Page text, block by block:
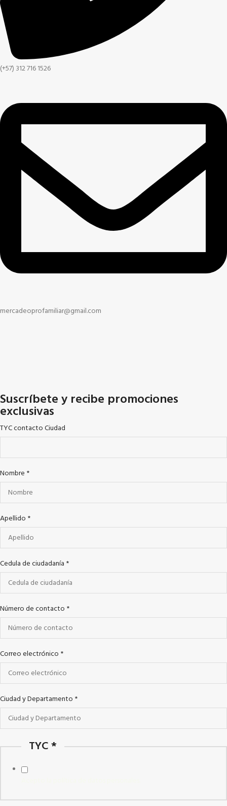
(+57) 312 716 1526
mercadeoprofamiliar@gmail.com
Suscríbete y recibe promociones
exclusivas
TYC contacto Ciudad
Nombre *
Apellido *
Cedula de ciudadanía *
Número de contacto *
Correo electrónico *
Ciudad y Departamento *
TYC*